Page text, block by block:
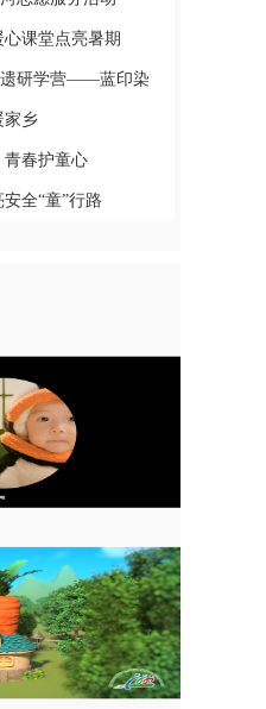
课堂点亮暑期
遗研学营——蓝印染
家乡
青春护童心
全“童”行路